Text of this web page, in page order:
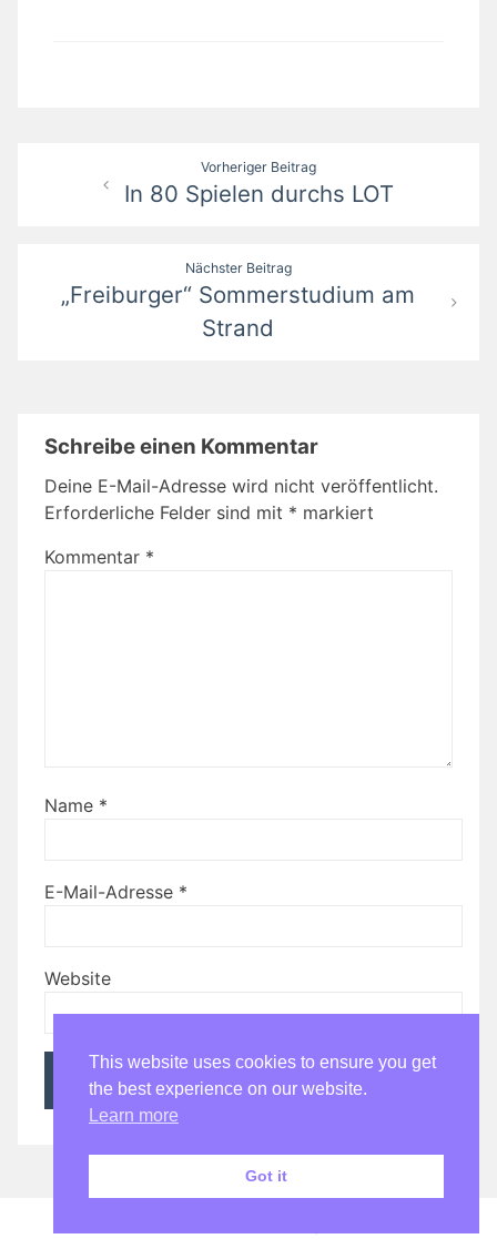
Beitragsnavigation
Vorheriger Beitrag
In 80 Spielen durchs LOT
Nächster Beitrag
„Freiburger“ Sommerstudium am
Strand
Schreibe einen Kommentar
Deine E-Mail-Adresse wird nicht veröffentlicht.
Erforderliche Felder sind mit * markiert
Kommentar *
Name *
E-Mail-Adresse *
Website
This website uses cookies to ensure you get
the best experience on our website.
Learn more
Got it